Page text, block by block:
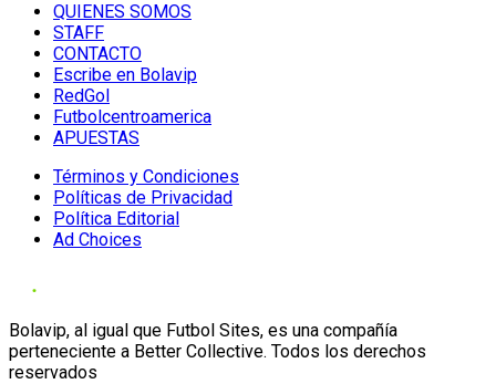
QUIENES SOMOS
STAFF
CONTACTO
Escribe en Bolavip
RedGol
Futbolcentroamerica
APUESTAS
Términos y Condiciones
Políticas de Privacidad
Política Editorial
Ad Choices
Bolavip, al igual que Futbol Sites, es una compañía
perteneciente a Better Collective. Todos los derechos
reservados